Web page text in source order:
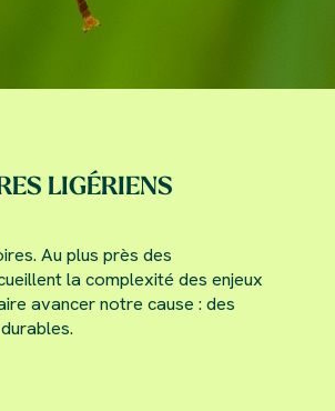
LIGÉRIENS
Au plus près des
la complexité des enjeux
avancer notre cause : des